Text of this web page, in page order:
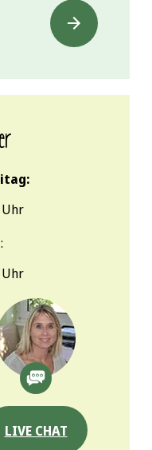
Uhr
:
Uhr
LIVE CHAT